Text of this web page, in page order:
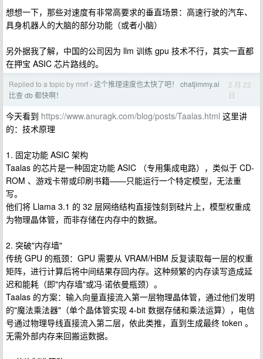
想想一下，那些对速度有非常高要求的垂直场景：高速行驶的汽车、
具身机器人的大脑的部分功能（或者小脑）
另外据我了解，中国的公司因为 llm 训练 gpu 技术不行，其实一直都
在押宝 ASIC 芯片路线的。
Replied to a topic by rmrf › 这个推理速度也太快了吧！ chatjimmy.ai
比查 db 都快啊！
2 月 22
日
今天看到 https://www.anuragk.com/blog/posts/Taalas.html 这里讲
的：技术原理
1. 固定功能 ASIC 架构
Taalas 的芯片是一种固定功能 ASIC （专用集成电路），类似于 CD-
ROM 、游戏卡带或印刷书籍——只能运行一个特定模型，无法重
写。
他们将 Llama 3.1 的 32 层网络结构直接蚀刻到硅片上，模型权重成
为物理晶体管，而非存储在内存中的数据。
2. 突破"内存墙"
传统 GPU 的瓶颈：GPU 需要从 VRAM/HBM 反复读取每一层的权重
矩阵，进行计算后将中间结果存回内存。这种频繁的内存读写造成延
迟和能耗（即"内存墙"或冯·诺依曼瓶颈）。
Taalas 的方案：输入向量直接流入第一层物理晶体管，通过他们发明
的"魔法乘法器"（单个晶体管实现 4-bit 数据存储和乘法运算），电信
号通过物理导线直接流入第二层，依此类推，直到生成最终 token 。
无需外部内存来回搬运数据。